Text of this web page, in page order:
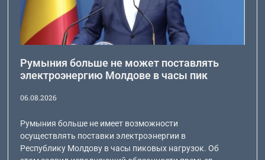
Румыния больше не может поставлять
электроэнергию Молдове в часы пик
06.08.2026
Румыния больше не имеет возможности
осуществлять поставки электроэнергии в
Республику Молдову в часы пиковых нагрузок. Об